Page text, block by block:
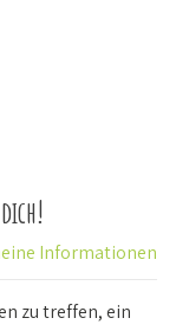
Informationen
zu treffen, ein